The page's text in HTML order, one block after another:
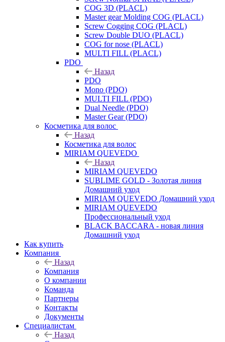
COG 3D (PLACL)
Master gear Molding COG (PLACL)
Screw Cogging COG (PLACL)
Screw Double DUO (PLACL)
COG for nose (PLACL)
MULTI FILL (PLACL)
PDO
Назад
PDO
Mono (PDO)
MULTI FILL (PDO)
Dual Needle (PDO)
Master Gear (PDO)
Косметика для волос
Назад
Косметика для волос
MIRIAM QUEVEDO
Назад
MIRIAM QUEVEDO
SUBLIME GOLD - Золотая линия
Домашний уход
MIRIAM QUEVEDO Домашний уход
MIRIAM QUEVEDO
Профессиональный уход
BLACK BACCARA - новая линия
Домашний уход
Как купить
Компания
Назад
Компания
О компании
Команда
Партнеры
Контакты
Документы
Специалистам
Назад